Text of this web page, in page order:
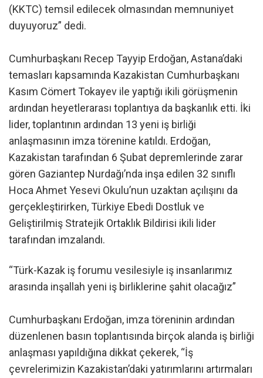
(KKTC) temsil edilecek olmasından memnuniyet
duyuyoruz” dedi.
Cumhurbaşkanı Recep Tayyip Erdoğan, Astana’daki
temasları kapsamında Kazakistan Cumhurbaşkanı
Kasım Cömert Tokayev ile yaptığı ikili görüşmenin
ardından heyetlerarası toplantıya da başkanlık etti. İki
lider, toplantının ardından 13 yeni iş birliği
anlaşmasının imza törenine katıldı. Erdoğan,
Kazakistan tarafından 6 Şubat depremlerinde zarar
gören Gaziantep Nurdağı’nda inşa edilen 32 sınıflı
Hoca Ahmet Yesevi Okulu’nun uzaktan açılışını da
gerçekleştirirken, Türkiye Ebedi Dostluk ve
Geliştirilmiş Stratejik Ortaklık Bildirisi ikili lider
tarafından imzalandı.
“Türk-Kazak iş forumu vesilesiyle iş insanlarımız
arasında inşallah yeni iş birliklerine şahit olacağız”
Cumhurbaşkanı Erdoğan, imza töreninin ardından
düzenlenen basın toplantısında birçok alanda iş birliği
anlaşması yapıldığına dikkat çekerek, “İş
çevrelerimizin Kazakistan’daki yatırımlarını artırmaları